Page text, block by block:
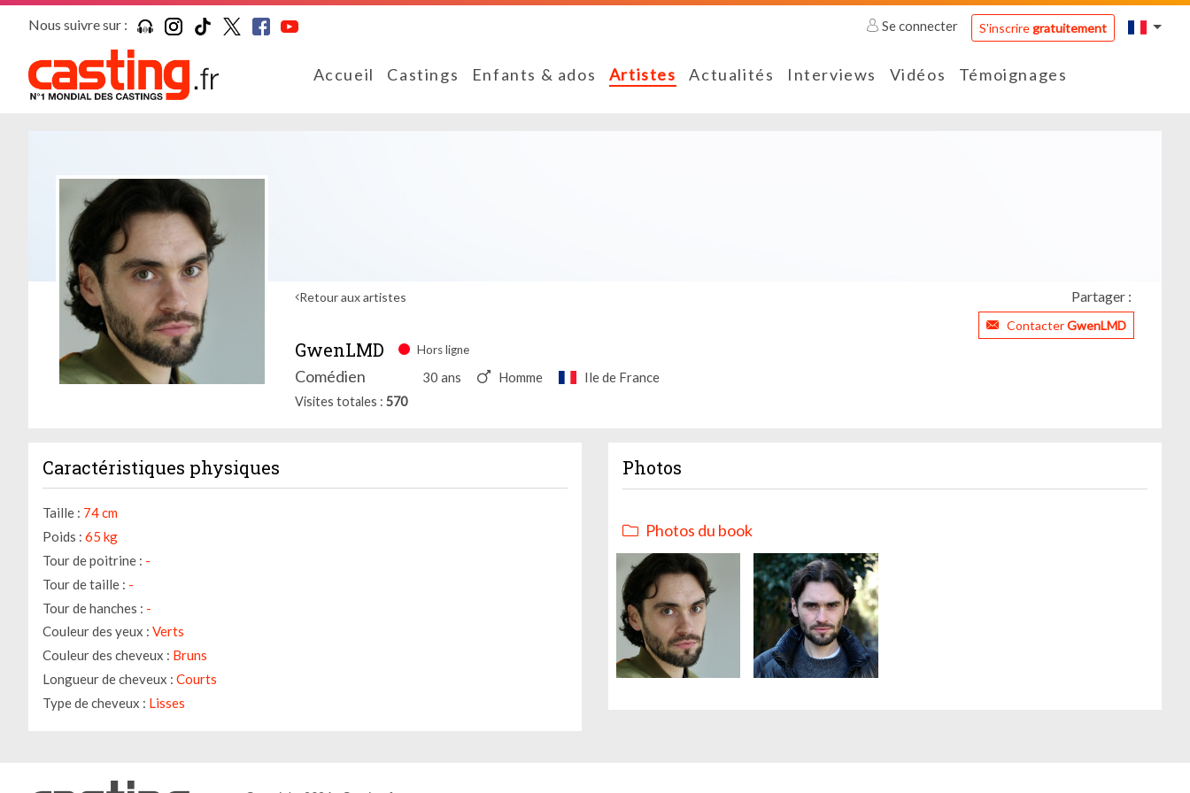
Nous suivre sur : Se connecter S'inscriregratuitement
Accueil Castings Enfants & ados Artistes Actualités Interviews Vidéos Témoignages
Retour aux artistes Partager :
ContacterGwenLMD
GwenLMD Hors ligne
Comédien 30 ans Homme Ile de France
Visites totales 570
Caractéristiques physiques
Taille : 74 cm
Poids : 65 kg
Tour de poitrine : -
Tour de taille : -
Tour de hanches : -
Couleur des yeux : Verts
Couleur des cheveux : Bruns
Longueur de cheveux : Courts
Type de cheveux : Lisses
Photos
Photos du book